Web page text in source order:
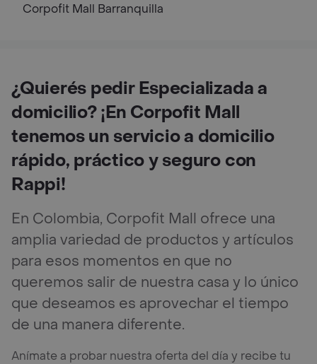
Corpofit Mall Barranquilla
¿Quierés pedir Especializada a
domicilio? ¡En Corpofit Mall
tenemos un servicio a domicilio
rápido, práctico y seguro con
Rappi!
En Colombia, Corpofit Mall ofrece una
amplia variedad de productos y artículos
para esos momentos en que no
queremos salir de nuestra casa y lo único
que deseamos es aprovechar el tiempo
de una manera diferente.
Anímate a probar nuestra oferta del día y recibe tu